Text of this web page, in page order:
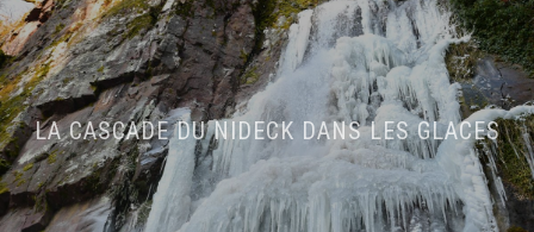
LA CASCADE DU NIDECK DANS LES GLACES